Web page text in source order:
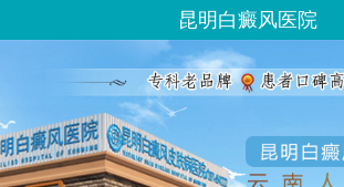
昆明白癜风医院